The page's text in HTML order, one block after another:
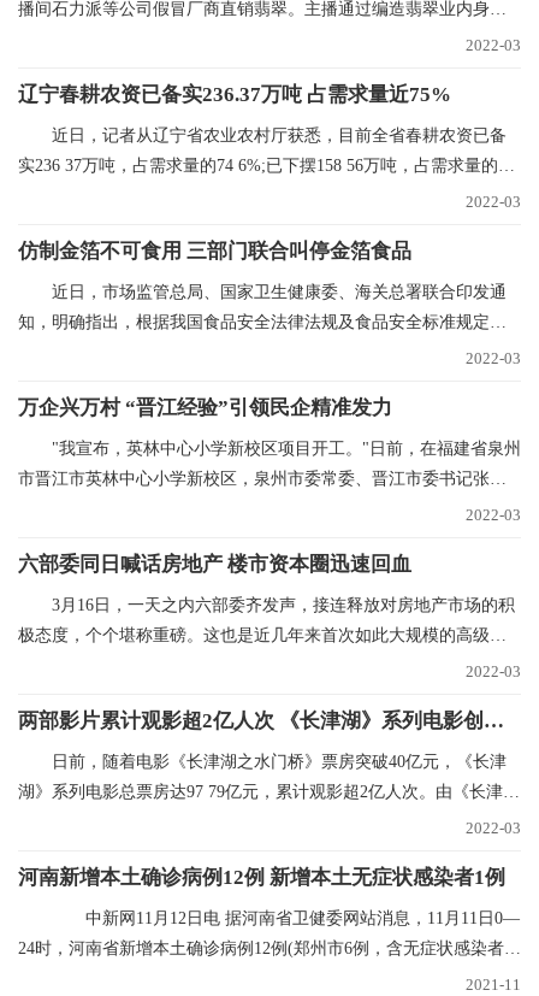
播间石力派等公司假冒厂商直销翡翠。主播通过编造翡翠业内身
2022-03
辽宁春耕农资已备实236.37万吨 占需求量近75%
近日，记者从辽宁省农业农村厅获悉，目前全省春耕农资已备
实236 37万吨，占需求量的74 6%;已下摆158 56万吨，占需求量的
2022-03
仿制金箔不可食用 三部门联合叫停金箔食品
近日，市场监管总局、国家卫生健康委、海关总署联合印发通
知，明确指出，根据我国食品安全法律法规及食品安全标准规定，
2022-03
万企兴万村 “晋江经验”引领民企精准发力
"我宣布，英林中心小学新校区项目开工。"日前，在福建省泉州
市晋江市英林中心小学新校区，泉州市委常委、晋江市委书记张文
2022-03
六部委同日喊话房地产 楼市资本圈迅速回血
3月16日，一天之内六部委齐发声，接连释放对房地产市场的积
极态度，个个堪称重磅。这也是近几年来首次如此大规模的高级别
2022-03
两部影片累计观影超2亿人次 《长津湖》系列电影创纪录
日前，随着电影《长津湖之水门桥》票房突破40亿元，《长津
湖》系列电影总票房达97 79亿元，累计观影超2亿人次。由《长津
2022-03
河南新增本土确诊病例12例 新增本土无症状感染者1例
中新网11月12日电 据河南省卫健委网站消息，11月11日0—
24时，河南省新增本土确诊病例12例(郑州市6例，含无症状感染者转
2021-11